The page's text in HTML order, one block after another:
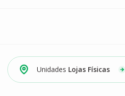
Unidades Lojas Físicas